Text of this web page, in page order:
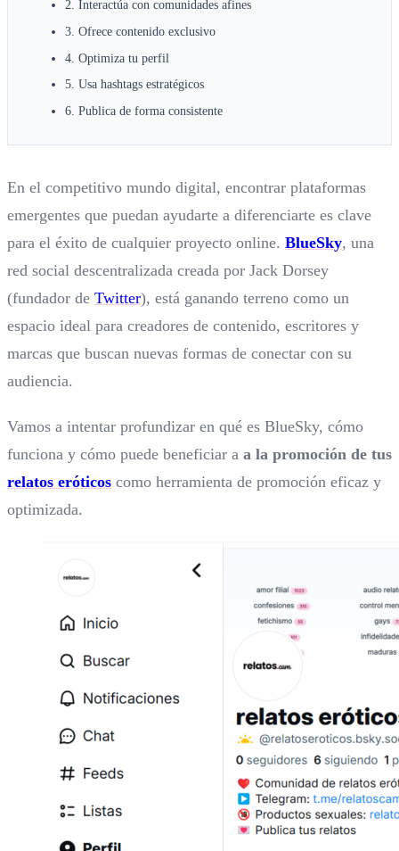
2. Interactúa con comunidades afines
3. Ofrece contenido exclusivo
4. Optimiza tu perfil
5. Usa hashtags estratégicos
6. Publica de forma consistente
En el competitivo mundo digital, encontrar plataformas
emergentes que puedan ayudarte a diferenciarte es clave
para el éxito de cualquier proyecto online. BlueSky, una
red social descentralizada creada por Jack Dorsey
(fundador de Twitter), está ganando terreno como un
espacio ideal para creadores de contenido, escritores y
marcas que buscan nuevas formas de conectar con su
audiencia.
Vamos a intentar profundizar en qué es BlueSky, cómo
funciona y cómo puede beneficiar a a la promoción de tus
relatos eróticos como herramienta de promoción eficaz y
optimizada.